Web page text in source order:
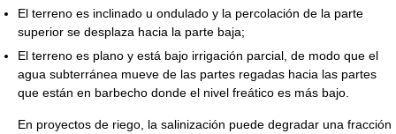
El terreno es inclinado u ondulado y la percolación de la parte
superior se desplaza hacia la parte baja;
El terreno es plano y está bajo irrigación parcial, de modo que el
agua subterránea mueve de las partes regadas hacia las partes
que están en barbecho donde el nivel freático es más bajo.
En proyectos de riego, la salinización puede degradar una fracción